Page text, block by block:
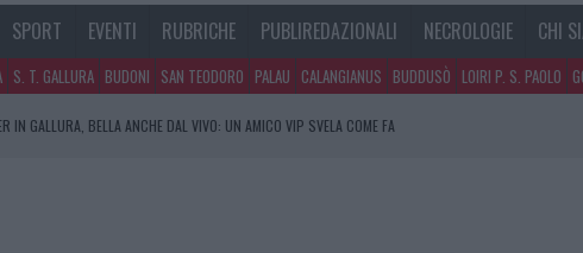
SPORT EVENTI RUBRICHE PUBLIREDAZIONALI NECROLOGIE CHI
S. T. GALLURA BUDONI SAN TEODORO PALAU CALANGIANUS BUDDUSÒ LOIRI P. S. PAOLO
IN GALLURA, BELLA ANCHE DAL VIVO: UN AMICO VIP SVELA COME FA